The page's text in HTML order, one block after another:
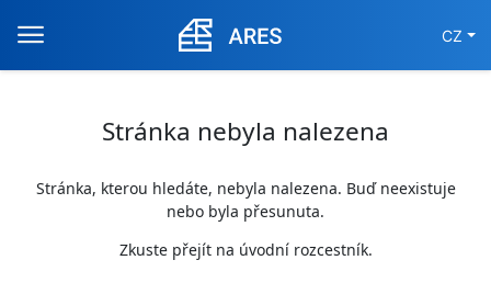
CZ
Stránka nebyla nalezena
Stránka, kterou hledáte, nebyla nalezena. Buď neexistuje
nebo byla přesunuta.
Zkuste přejít na úvodní rozcestník.